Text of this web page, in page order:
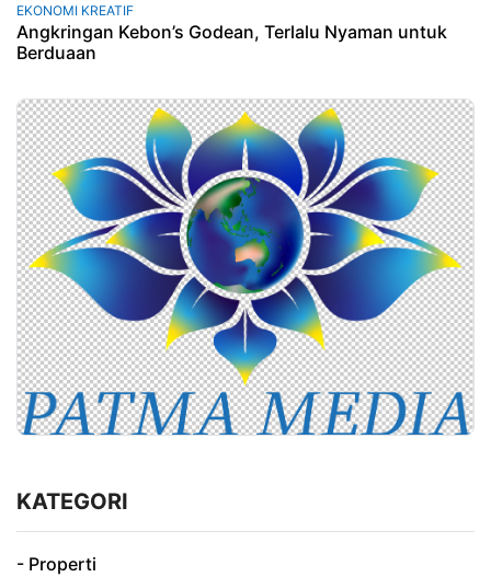
EKONOMI KREATIF
Angkringan Kebon’s Godean, Terlalu Nyaman untuk
Berduaan
KATEGORI
- Properti